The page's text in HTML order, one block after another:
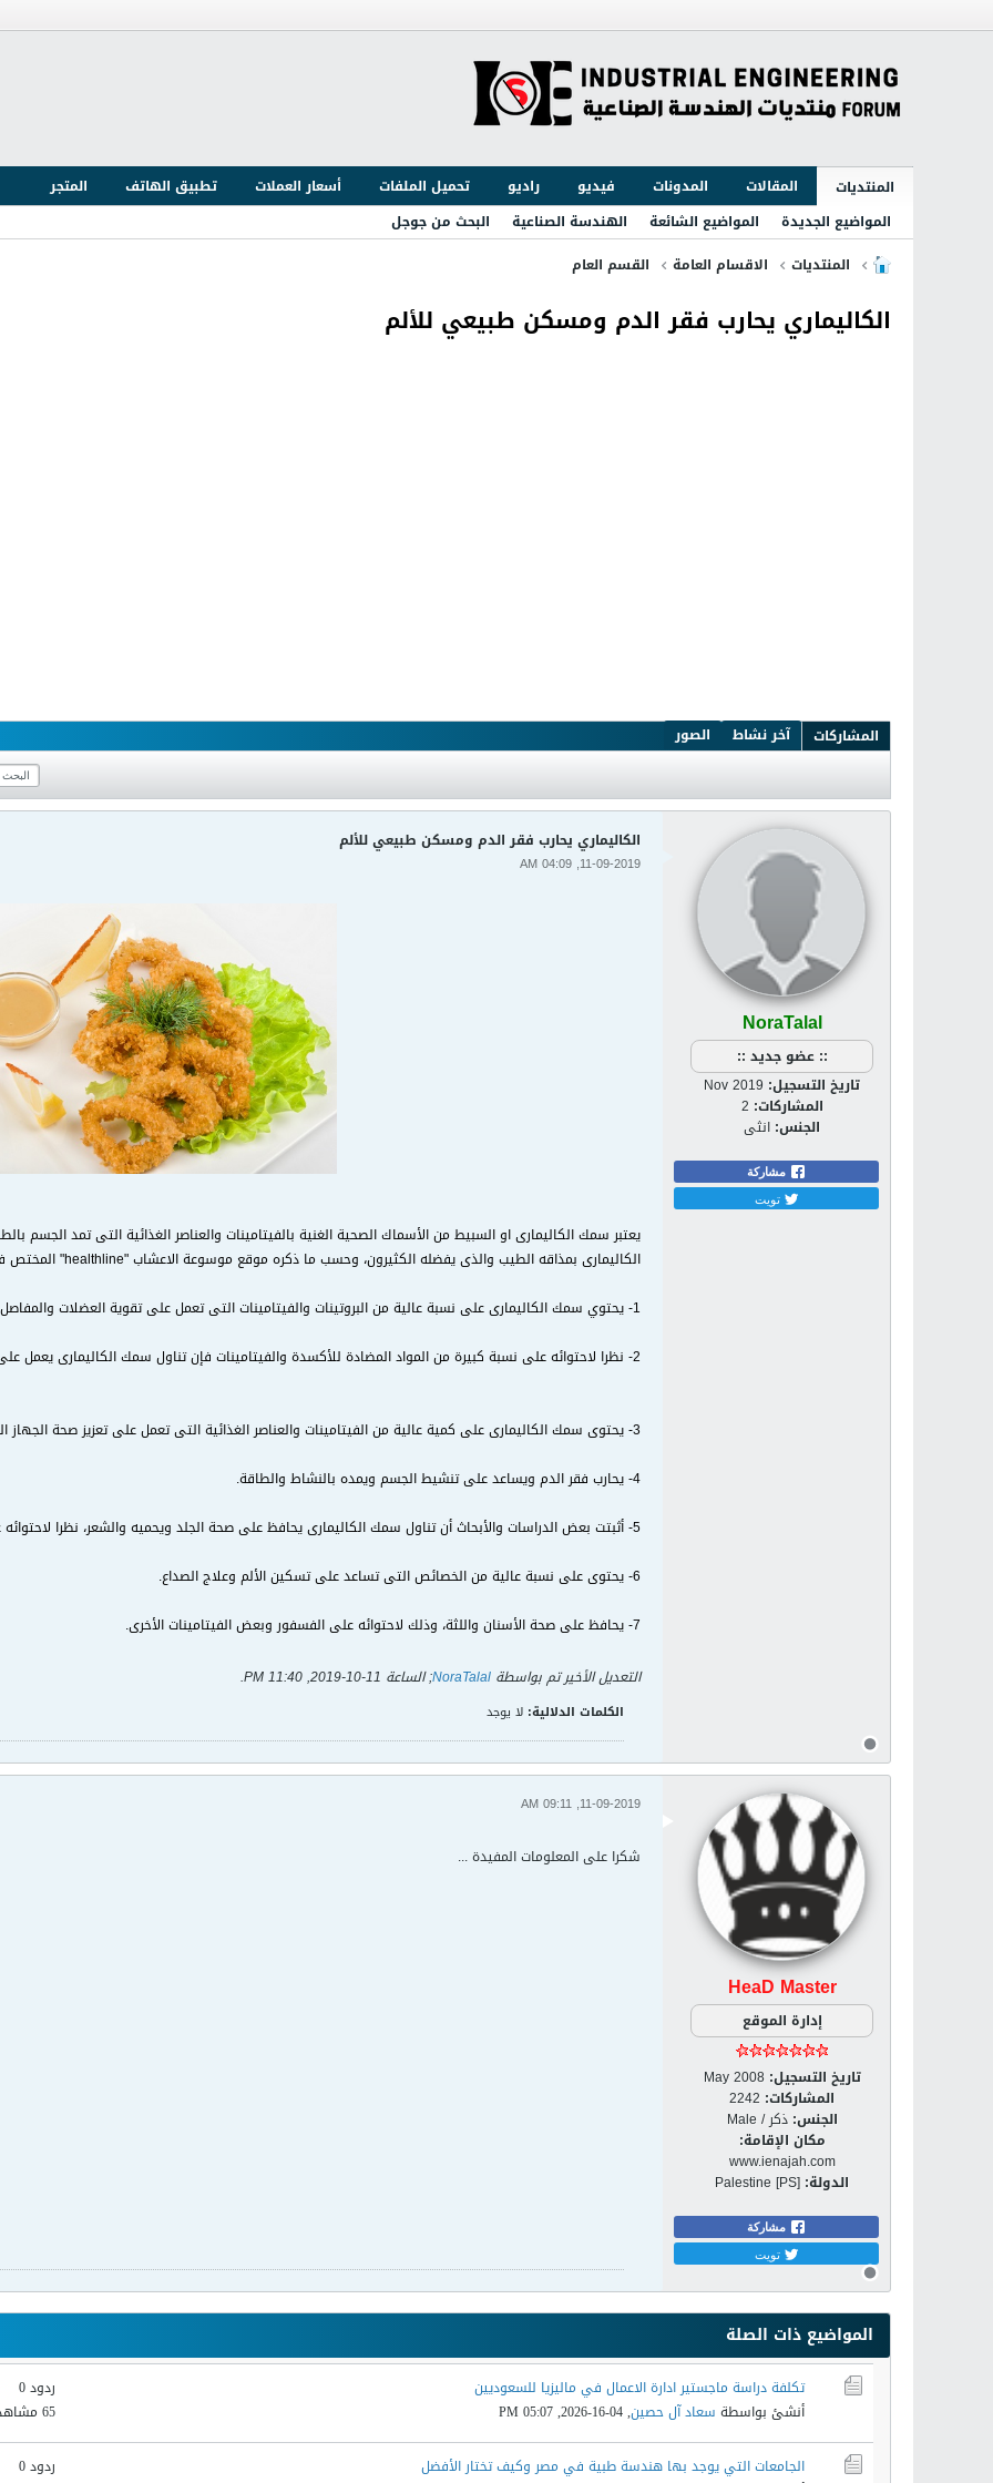
المنتديات المقالات المدونات فيديو راديو تحميل الملفات أسعار العملات تطبيق الهاتف
المتجر
المواضيع الجديدة
المواضيع الشائعة الهندسة الصناعية
البحث من جوجل
المنتديات
الاقسام العامة القسم العام
الكاليماري يحارب فقر الدم ومسكن طبيعي للألم
المشاركات آخر نشاط الصور
NoraTalal
:: عضو جديد ::
تاريخ التسجيل: Nov 2019
المشاركات: 2
الجنس: انثى
مشاركة
تويت
الكاليماري يحارب فقر الدم ومسكن طبيعي للألم
11-09-2019, 04:09 AM
يعتبر سمك الكاليمارى او السبيط من الأسماك الصحية الغنية بالفيتامينات والعناصر الغذائية التى تمد الجسم
الكاليمارى بمذاقه الطيب والذى يفضله الكثيرون، وحسب ما ذكره موقع موسوعة الاعشاب"healthline" المختص في التغذية و
1- يحتوي سمك الكاليمارى على نسبة عالية من البروتينات والفيتامينات التى تعمل على تقوية العضلات والمفاصل والوقاية من الالتهابات وهشاشة العظام.
2- نظرا لاحتوائه على نسبة كبيرة من المواد المضادة للأكسدة والفيتامينات فإن تناول سمك الكاليمارى يعمل على الوقاية من الإمراض السرطانية المختلفة.
3- يحتوى سمك الكاليمارى على كمية عالية من الفيتامينات والعناصر الغذائية التى تعمل على تعزيز صحة الجهاز المناعى، ووقاية الجسم من الفيروسات والعدوى.
4- يحارب فقر الدم ويساعد على تنشيط الجسم ويمده بالنشاط والطاقة.
5- أثبتت بعض الدراسات والأبحاث أن تناول سمك الكاليمارى يحافظ على صحة الجلد ويحميه والشعر، نظرا لاحتوائه على نسبة عالية من البروتين.
6- يحتوى على نسبة عالية من الخصائص التى تساعد على تسكين الألم وعلاج الصداع.
7- يحافظ على صحة الأسنان واللثة، وذلك لاحتوائه على الفسفور وبعض الفيتامينات الأخرى.
التعديل الأخير تم بواسطة NoraTalal; الساعة 11-10-2019, 11:40 PM
.
الكلمات الدلالية: لا يوجد
HeaD Master
إدارة الموقع
تاريخ التسجيل: May 2008
المشاركات: 2242
الجنس: ذكر / Male
مكان الإقامة:
www.ienajah.com
الدولة: Palestine [PS]
مشاركة
تويت
11-09-2019, 09:11 AM
شكرا على المعلومات المفيدة ...
المواضيع ذات الصلة
تكلفة دراسة ماجستير ادارة الاعمال في ماليزيا للسعوديين
أنشئ بواسطة سعاد آل حصين,
04-16-2026, 05:07 PM
ردود 0
65 مشاهدات
الجامعات التي يوجد بها هندسة طبية في مصر وكيف تختار الأفضل
ردود 0